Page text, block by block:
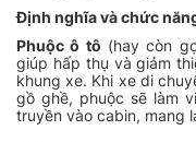
Định nghĩa và chức
Phuộc ô tô (hay còn
giúp hấp thụ và giảm
khung xe. Khi xe di
gồ ghề, phuộc sẽ làm
truyền vào cabin, mang